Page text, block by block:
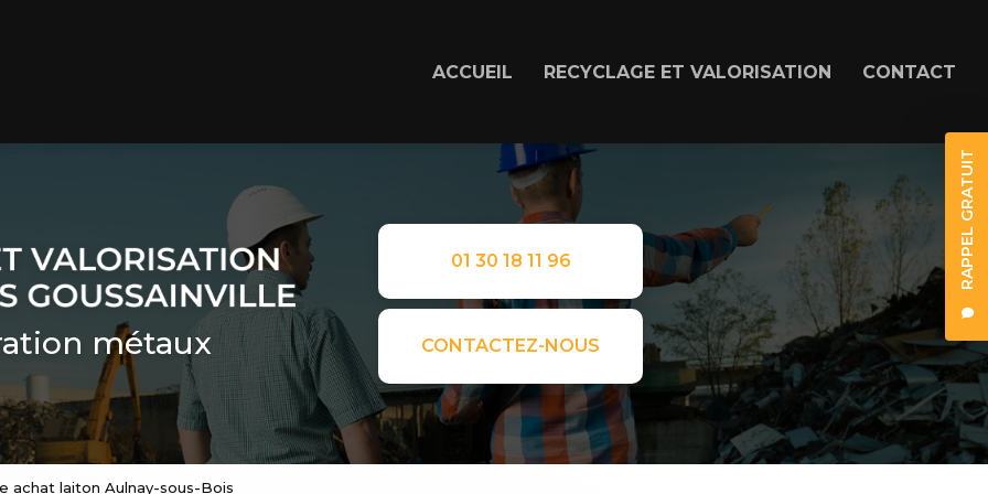
RAPPEL GRATUIT
ACCUEIL RECYCLAGE ET VALORISATION CONTACT
métaux
01 30 18 11 96
CONTACTEZ-NOUS
achat laiton Aulnay-sous-Bois